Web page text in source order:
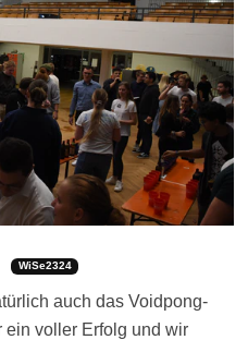
WiSe2324
auch das Voidpong-
ein voller Erfolg und wir